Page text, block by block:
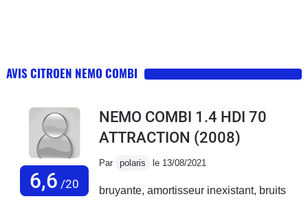
AVIS CITROEN NEMO COMBI
6,6 /20
NEMO COMBI 1.4 HDI 70
ATTRACTION (2008)
Par polaris le 13/08/2021
bruyante, amortisseur inexistant, bruits